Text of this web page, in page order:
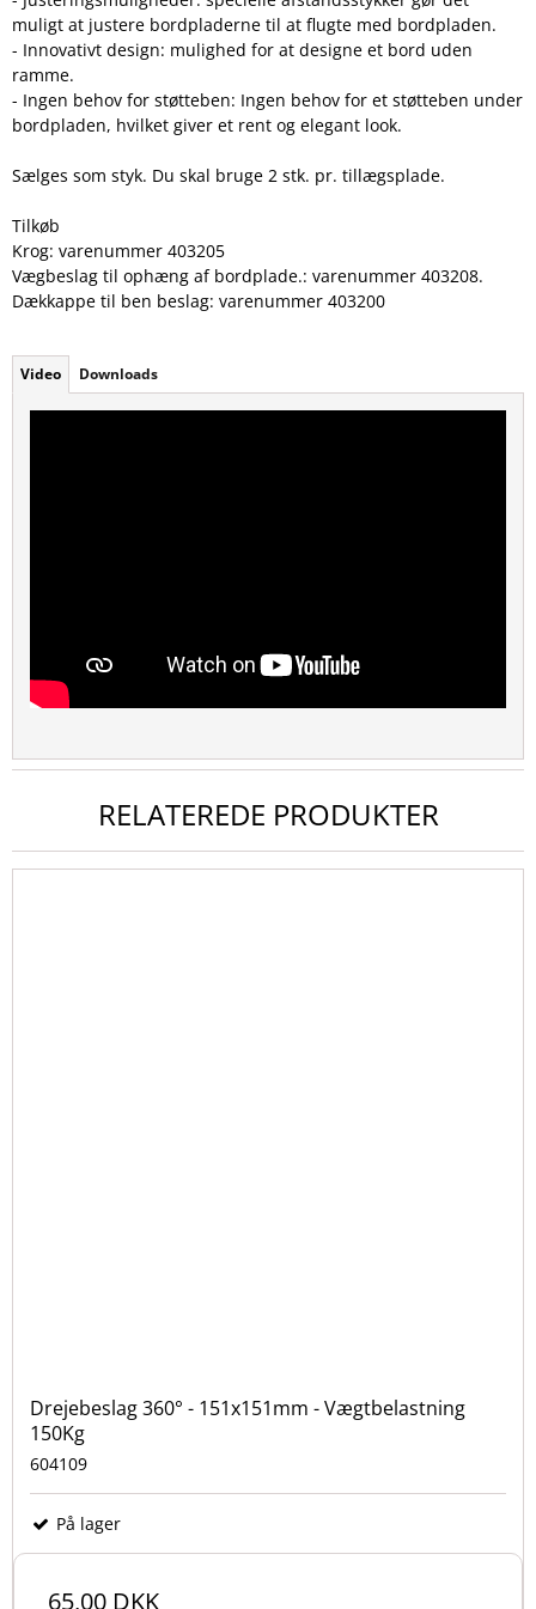
muligt at justere bordpladerne til at flugte med bordpladen.
- Innovativt design: mulighed for at designe et bord uden
ramme.
- Ingen behov for støtteben: Ingen behov for et støtteben under
bordpladen, hvilket giver et rent og elegant look.
Sælges som styk. Du skal bruge 2 stk. pr. tillægsplade.
Tilkøb
Krog: varenummer 403205
Vægbeslag til ophæng af bordplade.: varenummer 403208.
Dækkappe til ben beslag: varenummer 403200
Video Downloads
RELATEREDE PRODUKTER
Drejebeslag 360° - 151x151mm - Vægtbelastning
150Kg
604109
På lager
65,00 DKK